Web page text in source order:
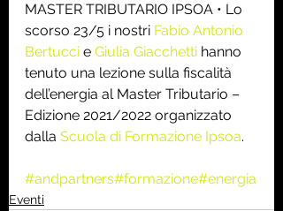
MASTER TRIBUTARIO IPSOA • Lo
scorso 23/5 i nostri Fabio Antonio
Bertucci e Giulia Giacchetti hanno
tenuto una lezione sulla fiscalità
dell’energia al Master Tributario –
Edizione 2021/2022 organizzato
dalla Scuola di Formazione Ipsoa.
#andpartners#formazione#energia
Eventi